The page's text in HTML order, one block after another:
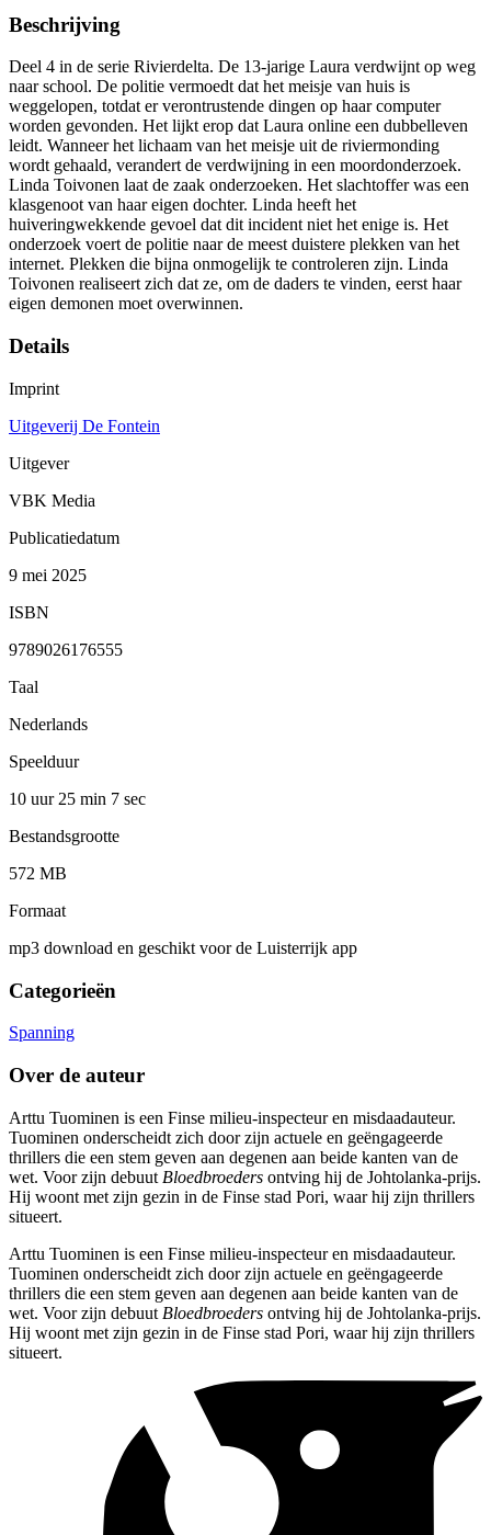
Beschrijving
Deel 4 in de serie Rivierdelta. De 13-jarige Laura verdwijnt op weg
naar school. De politie vermoedt dat het meisje van huis is
weggelopen, totdat er verontrustende dingen op haar computer
worden gevonden. Het lijkt erop dat Laura online een dubbelleven
leidt. Wanneer het lichaam van het meisje uit de riviermonding
wordt gehaald, verandert de verdwijning in een moordonderzoek.
Linda Toivonen laat de zaak onderzoeken. Het slachtoffer was een
klasgenoot van haar eigen dochter. Linda heeft het
huiveringwekkende gevoel dat dit incident niet het enige is. Het
onderzoek voert de politie naar de meest duistere plekken van het
internet. Plekken die bijna onmogelijk te controleren zijn. Linda
Toivonen realiseert zich dat ze, om de daders te vinden, eerst haar
eigen demonen moet overwinnen.
Details
Imprint
Uitgeverij De Fontein
Uitgever
VBK Media
Publicatiedatum
9 mei 2025
ISBN
9789026176555
Taal
Nederlands
Speelduur
10 uur 25 min 7 sec
Bestandsgrootte
572 MB
Formaat
mp3 download en geschikt voor de Luisterrijk app
Categorieën
Spanning
Over de auteur
Arttu Tuominen is een Finse milieu-inspecteur en misdaadauteur.
Tuominen onderscheidt zich door zijn actuele en geëngageerde
thrillers die een stem geven aan degenen aan beide kanten van de
wet. Voor zijn debuut Bloedbroeders ontving hij de Johtolanka-prijs.
Hij woont met zijn gezin in de Finse stad Pori, waar hij zijn thrillers
situeert.
Arttu Tuominen is een Finse milieu-inspecteur en misdaadauteur.
Tuominen onderscheidt zich door zijn actuele en geëngageerde
thrillers die een stem geven aan degenen aan beide kanten van de
wet. Voor zijn debuut Bloedbroeders ontving hij de Johtolanka-prijs.
Hij woont met zijn gezin in de Finse stad Pori, waar hij zijn thrillers
situeert.